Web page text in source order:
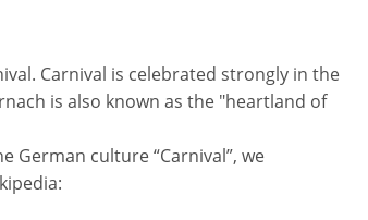
Carnival is celebrated strongly in the
is also known as the "heartland of
German culture “Carnival”, we